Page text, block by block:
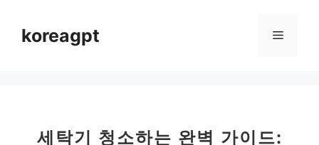
koreagpt 메
세탁기 청소하는 완벽 가이드: